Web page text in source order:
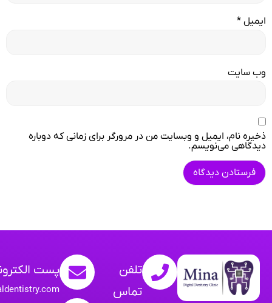
ایمیل *
وب‌ سایت
ذخیره نام، ایمیل و وبسایت من در مرورگر برای زمانی که دوباره
دیدگاهی می‌نویسم.
تلفن
تماس
پست